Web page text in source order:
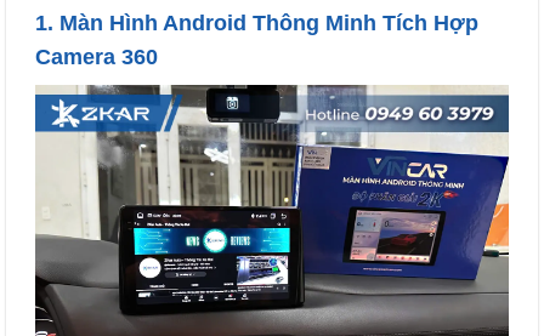
1. Màn Hình Android Thông Minh Tích Hợp
Camera 360